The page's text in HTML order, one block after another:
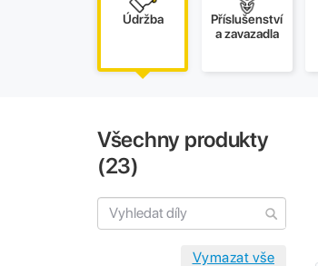
Údržba
Příslušenství
a zavazadla
Všechny produkty
(23)